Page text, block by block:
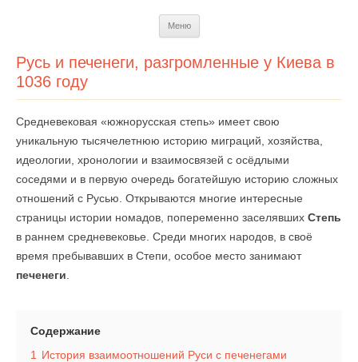
Меню
Русь и печенеги, разгромленные у Киева в
1036 году
Средневековая «южнорусская степь» имеет свою
уникальную тысячелетнюю историю миграций, хозяйства,
идеологии, хронологии и взаимосвязей с осёдлыми
соседями и в первую очередь богатейшую историю сложных
отношений с Русью. Открываются многие интересные
страницы истории номадов, попеременно заселявших Степь
в раннем средневековье. Среди многих народов, в своё
время пребывавших в Степи, особое место занимают
печенеги
Содержание
1
История взаимоотношений Руси с печенегами